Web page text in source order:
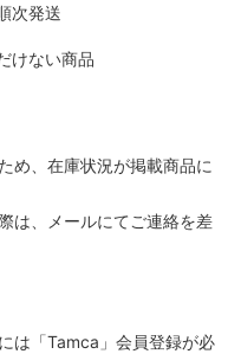
次発送
けない商品
め、在庫状況が掲載商品に
は、メールにてご連絡を差
は「Tamca」会員登録が必